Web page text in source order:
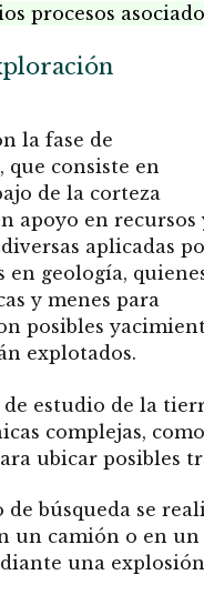
procesos
la fase de
que consiste en
de la corteza
apoyo en recursos
aplicadas
en geología,
y menes para
posibles
explotados.
de estudio de la
complejas,
ubicar posibles
de búsqueda se
un camión o en
una